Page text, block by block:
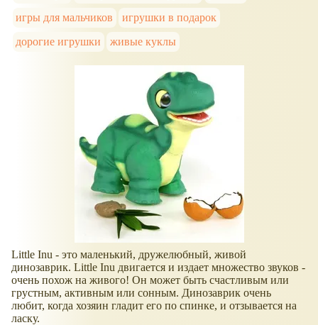
игры для мальчиков
игрушки в подарок
дорогие игрушки
живые куклы
Little Inu - это маленький, дружелюбный, живой
динозаврик. Little Inu двигается и издает множество звуков -
очень похож на живого! Он может быть счастливым или
грустным, активным или сонным. Динозаврик очень
любит, когда хозяин гладит его по спинке, и отзывается на
ласку.